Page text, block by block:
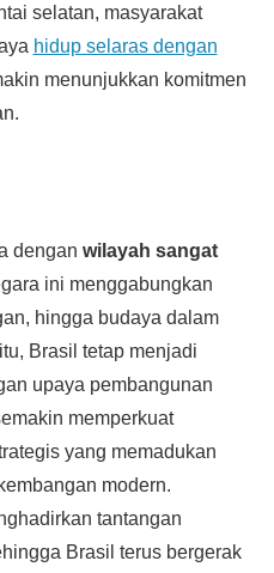
selatan, masyarakat
hidup selaras dengan
menunjukkan komitmen
dengan wilayah sangat
ini menggabungkan
hingga budaya dalam
Brasil tetap menjadi
upaya pembangunan
memperkuat
yang memadukan
modern.
tantangan
Brasil terus bergerak